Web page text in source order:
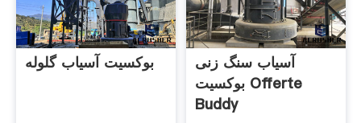
بوکسیت آسیاب گلوله
آسیاب سنگ زنی
بوکسیت Offerte
Buddy